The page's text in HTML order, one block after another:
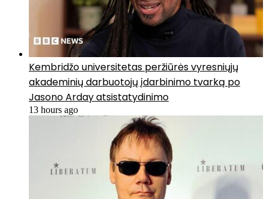
Kembridžo universitetas peržiūrės vyresniųjų
akademinių darbuotojų įdarbinimo tvarką po
Jasono Arday atsistatydinimo
13 hours ago